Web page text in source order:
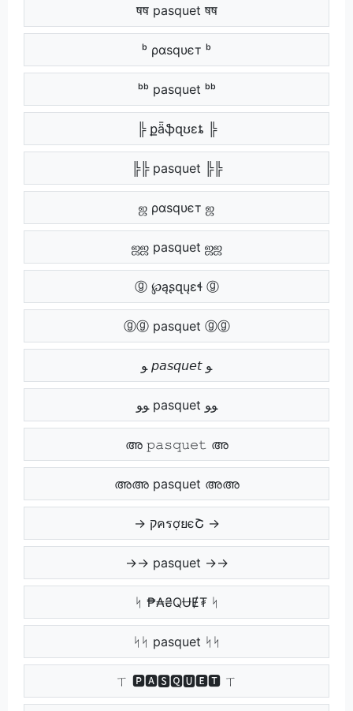
षष pasquet षष
ᵇ ραѕqυєт ᵇ
ᵇᵇ pasquet ᵇᵇ
╠ քǟֆզʊɛȶ ╠
╠╠ pasquet ╠╠
ஜ ραѕqυєт ஜ
ஜஜ pasquet ஜஜ
ⓖ ℘ąʂզųɛɬ ⓖ
ⓖⓖ pasquet ⓖⓖ
ﻮ 𝘱𝘢𝘴𝘲𝘶𝘦𝘵 ﻮ
ﻮﻮ pasquet ﻮﻮ
അ 𝚙𝚊𝚜𝚚𝚞𝚎𝚝 അ
അഅ pasquet അഅ
→ קครợยєՇ →
→→ pasquet →→
ᛋ ₱₳₴QɄɆ₮ ᛋ
ᛋᛋ pasquet ᛋᛋ
ㄒ 🅿🅰🆂🆀🆄🅴🆃 ㄒ